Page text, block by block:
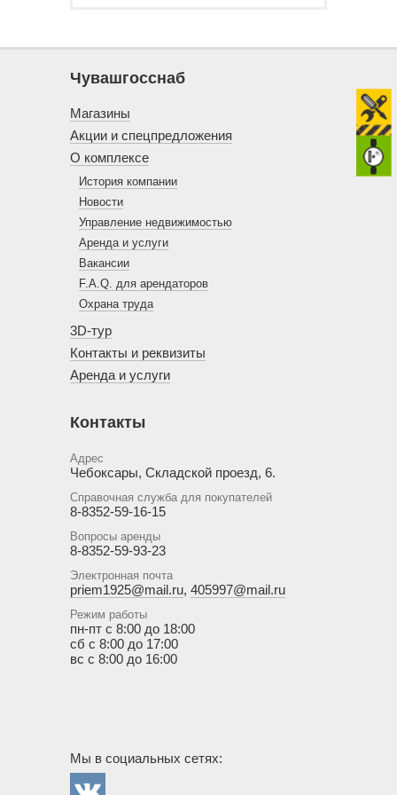
изготовлении фанеры или ДСП. Это
Если для вас важны экологичность
и прочность, приобретайте ОСБ;
простота укладки, тепло-
и шумоизоляционные качества — ДСП;
эстетичность и влагостойкость —
фанеру.
Чувашгосснаб
Магазины
Акции и спецпредложения
О комплексе
История компании
Новости
Управление недвижимостью
Аренда и услуги
Вакансии
F.A.Q. для арендаторов
Охрана труда
3D-тур
Контакты и реквизиты
Аренда и услуги
Мы в социальных сетях:
Контакты
Адрес
Чебоксары, Складской проезд, 6.
Справочная служба для покупателей
8-8352-59-16-15
Вопросы аренды
8-8352-59-93-23
Электронная почта
priem1925@mail.ru, 405997@mail.ru
Режим работы
пн-пт с 8:00 до 18:00
сб с 8:00 до 17:00
вс с 8:00 до 16:00